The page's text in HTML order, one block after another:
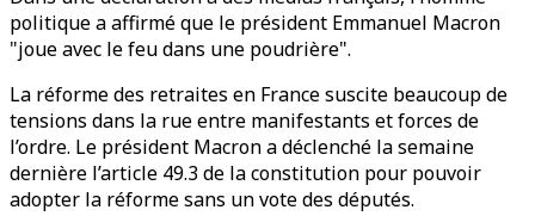
politique a affirmé que le président Emmanuel Macron
"joue avec le feu dans une poudrière".
La réforme des retraites en France suscite beaucoup de
tensions dans la rue entre manifestants et forces de
l’ordre. Le président Macron a déclenché la semaine
dernière l’article 49.3 de la constitution pour pouvoir
adopter la réforme sans un vote des députés.